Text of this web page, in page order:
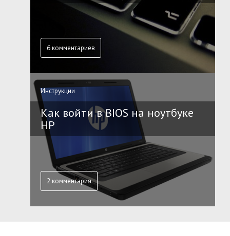
6 комментариев
Инструкции
Как войти в BIOS на ноутбуке
HP
2 комментария